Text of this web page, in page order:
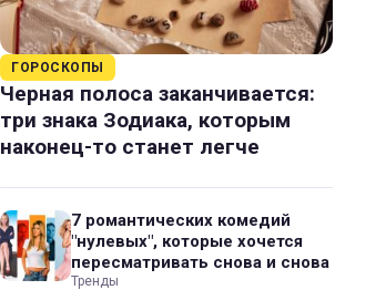
ГОРОСКОПЫ
Черная полоса заканчивается:
три знака Зодиака, которым
наконец-то станет легче
7 романтических комедий
"нулевых", которые хочется
пересматривать снова и снова
Тренды